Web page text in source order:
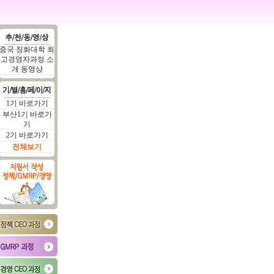
중국 칭화대학 최
고경영자과정 소
개 동영상
1기 바로가기
부산1기 바로가
기
2기 바로가기
전체보기